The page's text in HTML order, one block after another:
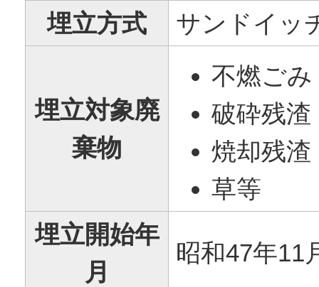
埋立方式
サンドイッ
埋立対象廃
棄物
不燃ごみ
破砕残渣
焼却残渣
草等
埋立開始年
月
昭和47年11